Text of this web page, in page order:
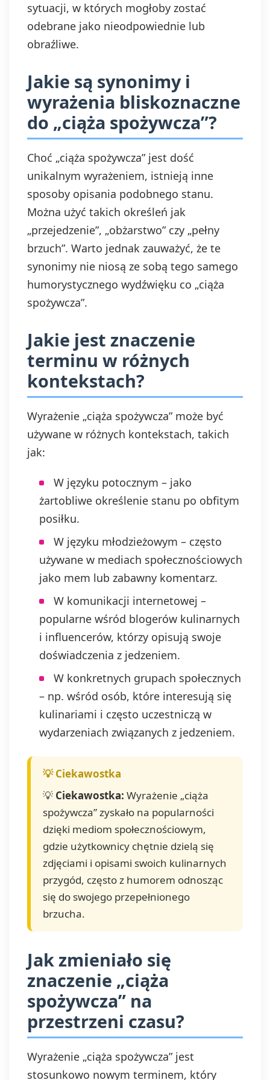
sytuacji, w których mogłoby zostać
odebrane jako nieodpowiednie lub
obraźliwe.
Jakie są synonimy i
wyrażenia bliskoznaczne
do „ciąża spożywcza”?
Choć „ciąża spożywcza” jest dość
unikalnym wyrażeniem, istnieją inne
sposoby opisania podobnego stanu.
Można użyć takich określeń jak
„przejedzenie”, „obżarstwo” czy „pełny
brzuch”. Warto jednak zauważyć, że te
synonimy nie niosą ze sobą tego samego
humorystycznego wydźwięku co „ciąża
spożywcza”.
Jakie jest znaczenie
terminu w różnych
kontekstach?
Wyrażenie „ciąża spożywcza” może być
używane w różnych kontekstach, takich
jak:
W języku potocznym – jako
żartobliwe określenie stanu po obfitym
posiłku.
W języku młodzieżowym – często
używane w mediach społecznościowych
jako mem lub zabawny komentarz.
W komunikacji internetowej –
popularne wśród blogerów kulinarnych
i influencerów, którzy opisują swoje
doświadczenia z jedzeniem.
W konkretnych grupach społecznych
– np. wśród osób, które interesują się
kulinariami i często uczestniczą w
wydarzeniach związanych z jedzeniem.
💡 Ciekawostka: Wyrażenie „ciąża
spożywcza” zyskało na popularności
dzięki mediom społecznościowym,
gdzie użytkownicy chętnie dzielą się
zdjęciami i opisami swoich kulinarnych
przygód, często z humorem odnosząc
się do swojego przepełnionego
brzucha.
Jak zmieniało się
znaczenie „ciąża
spożywcza” na
przestrzeni czasu?
Wyrażenie „ciąża spożywcza” jest
stosunkowo nowym terminem, który